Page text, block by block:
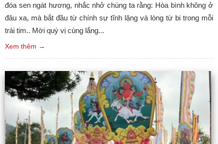
đóa sen ngát hương, nhắc nhở chúng ta rằng: Hòa bình không ở
đâu xa, mà bắt đầu từ chính sự tĩnh lặng và lòng từ bi trong mỗi
trái tim.. Mời quý vị cùng lắng...
Xem thêm →